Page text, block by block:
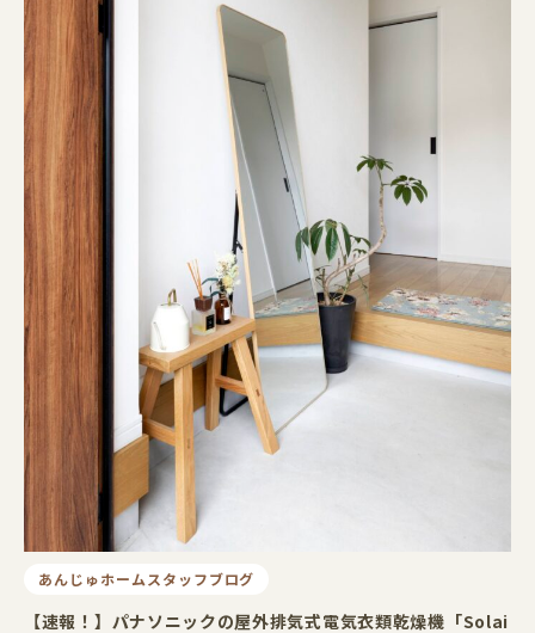
あんじゅホームスタッフブログ
【速報！】パナソニックの屋外排気式電気衣類乾燥機「Solai